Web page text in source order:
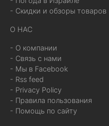
- Скидки и обзоры товаров
О НАС
- О компании
- Связь с нами
- Мы в Facebook
- Rss feed
- Privacy Policy
- Правила пользования
- Помощь по сайту